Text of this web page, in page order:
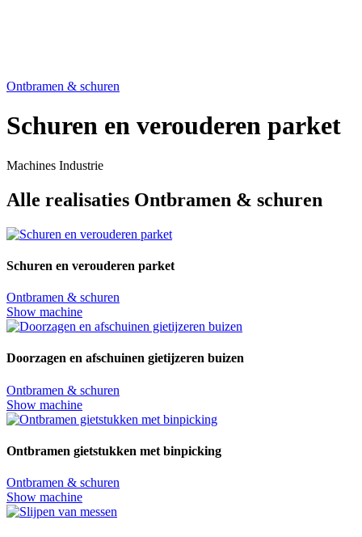
Ontbramen & schuren
Schuren en verouderen parket
Machines Industrie
Alle realisaties Ontbramen & schuren
Schuren en verouderen parket
Ontbramen & schuren
Show machine
Doorzagen en afschuinen gietijzeren buizen
Ontbramen & schuren
Show machine
Ontbramen gietstukken met binpicking
Ontbramen & schuren
Show machine